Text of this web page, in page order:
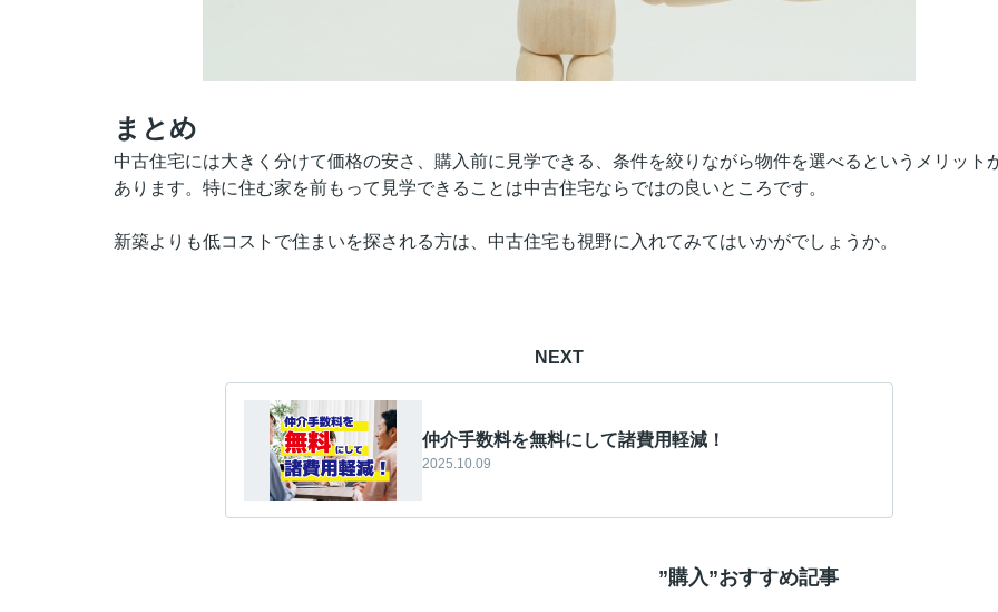
まとめ
中古住宅には大きく分けて価格の安さ、購入前に見学できる、条件を絞りながら物件を選べるというメリット
あります。特に住む家を前もって見学できることは中古住宅ならではの良いところです。
新築よりも低コストで住まいを探される方は、中古住宅も視野に入れてみてはいかがでしょうか。
NEXT
仲介手数料を無料にして諸費用軽減！
2025.10.09
”購入”おすすめ記事